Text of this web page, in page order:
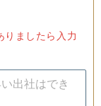
りましたら入力